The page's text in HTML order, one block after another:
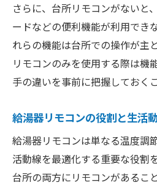
給湯器リモコンキッ
理由
給湯器台所リモコン
は
例
給湯器リモコン位置調
化
給湯器リモコンが反応し
さらに、台所リモコンがないと
ードなどの便利機能が利用でき
れらの機能は台所での操作が主
リモコンのみを使用する際は機
手の違いを事前に把握しておく
給湯器リモコンの役割と生活
給湯器リモコンは単なる温度調
活動線を最適化する重要な役割
台所の両方にリモコンがあるこ